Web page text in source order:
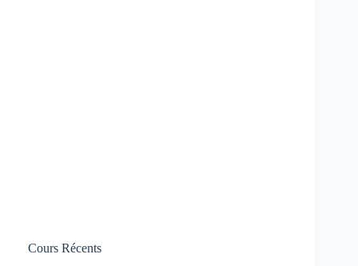
Cours Récents